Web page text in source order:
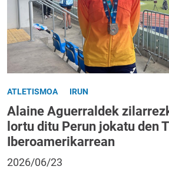
ATLETISMOA IRUN
Alaine Aguerraldek
lortu ditu Perun jokatu den
Iberoamerikarrean
2026/06/23